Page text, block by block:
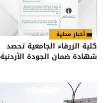
أخبار محلية
كلية الزرقاء الجامعية تحصد
شهادة ضمان الجودة الأردنية